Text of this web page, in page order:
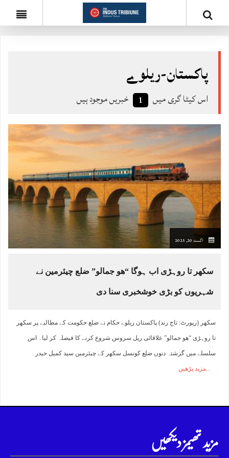
پاکستان-ریلوے
اس کیٹا گری میں 1 خبریں موجود ہیں
اگست 20, 2025
سکھر تا روہڑی اب ہوگا “ھو جمالو” ضلع چیئرمین نے
شہریوں کو بڑی خوشخبری سنا دی
سکھر (رپورٹ: تاج رند) پاکستان ریلوے حکام نے ضلع حکومت کے مطالبے پر سکھر
تا روہڑی “ھو جمالو” علاقائی ریل سروس شروع کرنے کا فیصلہ کر لیا۔ اس
سلسلے میں گزشتہ دنوں ضلع کونسل سکھر کے چیئرمین سید کمیل حیدر
مزید پڑھیں
مزید تھیمز دیکھیں